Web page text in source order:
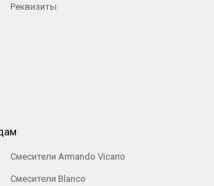
Реквизиты
Смесители Armando Vicario
Смесители Blanco